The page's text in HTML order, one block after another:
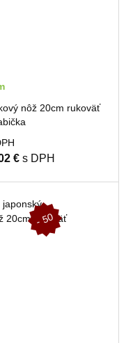
nôž 20cm rukoväť
€s DPH
-
5
0